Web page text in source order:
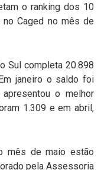
o ranking dos 10
Caged no mês de
Sul completa 20.898
janeiro o saldo foi
o melhor
1.309 e em abril,
mês de maio estão
pela Assessoria